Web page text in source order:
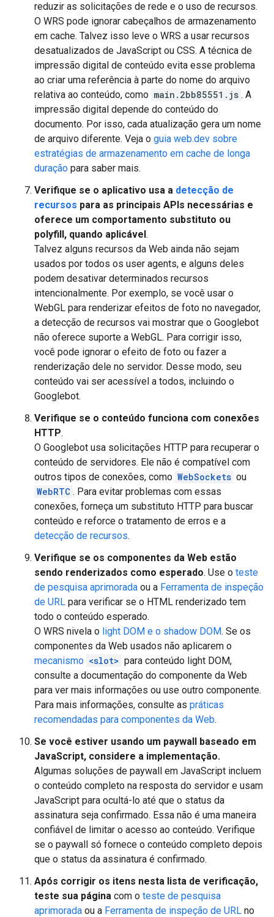
reduzir as solicitações de rede e o uso de recursos.
O WRS pode ignorar cabeçalhos de armazenamento
em cache. Talvez isso leve o WRS a usar recursos
desatualizados de JavaScript ou CSS. A técnica de
impressão digital de conteúdo evita esse problema
ao criar uma referência à parte do nome do arquivo
relativa ao conteúdo, como main.2bb85551.js . A
impressão digital depende do conteúdo do
documento. Por isso, cada atualização gera um nome
de arquivo diferente. Veja o guia web.dev sobre
estratégias de armazenamento em cache de longa
duração para saber mais.
Verifique se o aplicativo usa a detecção de
recursos para as principais APIs necessárias e
oferece um comportamento substituto ou
polyfill, quando aplicável.
Talvez alguns recursos da Web ainda não sejam
usados por todos os user agents, e alguns deles
podem desativar determinados recursos
intencionalmente. Por exemplo, se você usar o
WebGL para renderizar efeitos de foto no navegador,
a detecção de recursos vai mostrar que o Googlebot
não oferece suporte a WebGL. Para corrigir isso,
você pode ignorar o efeito de foto ou fazer a
renderização dele no servidor. Desse modo, seu
conteúdo vai ser acessível a todos, incluindo o
Googlebot.
Verifique se o conteúdo funciona com conexões
HTTP.
O Googlebot usa solicitações HTTP para recuperar o
conteúdo de servidores. Ele não é compatível com
outros tipos de conexões, como WebSockets ou
WebRTC . Para evitar problemas com essas
conexões, forneça um substituto HTTP para buscar
conteúdo e reforce o tratamento de erros e a
detecção de recursos.
Verifique se os componentes da Web estão
sendo renderizados como esperado. Use o teste
de pesquisa aprimorada ou a Ferramenta de inspeção
de URL para verificar se o HTML renderizado tem
todo o conteúdo esperado.
O WRS nivela o light DOM e o shadow DOM. Se os
componentes da Web usados não aplicarem o
mecanismo <slot> para conteúdo light DOM,
consulte a documentação do componente da Web
para ver mais informações ou use outro componente.
Para mais informações, consulte as práticas
recomendadas para componentes da Web.
Se você estiver usando um paywall baseado em
JavaScript, considere a implementação.
Algumas soluções de paywall em JavaScript incluem
o conteúdo completo na resposta do servidor e usam
JavaScript para ocultá-lo até que o status da
assinatura seja confirmado. Essa não é uma maneira
confiável de limitar o acesso ao conteúdo. Verifique
se o paywall só fornece o conteúdo completo depois
que o status da assinatura é confirmado.
Após corrigir os itens nesta lista de verificação,
teste sua página com o teste de pesquisa
aprimorada ou a Ferramenta de inspeção de URL no